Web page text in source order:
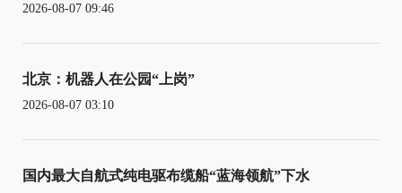
2026-08-07 09:46
北京：机器人在公园“上岗”
2026-08-07 03:10
国内最大自航式纯电驱布缆船“蓝海领航”下水